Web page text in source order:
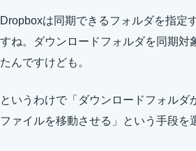
Dropboxは同期できるフォルダを指定
すね。ダウンロードフォルダを同期対
たんですけども。
というわけで「ダウンロードフォルダ
ファイルを移動させる」という手段を